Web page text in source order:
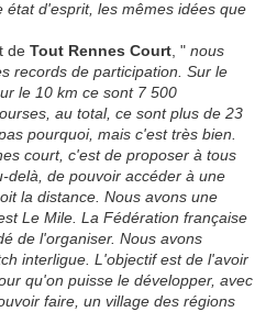
état d'esprit, les mêmes idées que
de Tout Rennes Court , " nous
records de participation. Sur le
le 10 km ce sont 7 500
au total, ce sont plus de 23
pourquoi, mais c'est très bien.
court, c'est de proposer à tous
delà, de pouvoir accéder à une
la distance. Nous avons une
Le Mile. La Fédération française
de l'organiser. Nous avons
interligue. L'objectif est de l'avoir
qu'on puisse le développer, avec
faire, un village des régions